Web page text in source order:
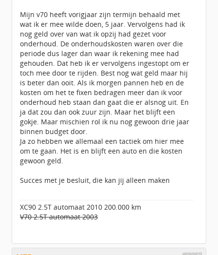
Mijn v70 heeft vorigjaar zijn termijn behaald met
wat ik er mee wilde doen, 5 jaar. Vervolgens had ik
nog geld over van wat ik opzij had gezet voor
onderhoud. De onderhoudskosten waren over die
periode dus lager dan waar ik rekening mee had
gehouden. Dat heb ik er vervolgens ingestopt om er
toch mee door te rijden. Best nog wat geld maar hij
is beter dan ooit. Als ik morgen pannen heb en de
kosten om het te fixen bedragen meer dan ik voor
onderhoud heb staan dan gaat die er alsnog uit. En
ja dat zou dan ook zuur zijn. Maar het blijft een
gokje. Maar mischien rol ik nu nog gewoon drie jaar
binnen budget door.
Ja zo hebben we allemaal een tactiek om hier mee
om te gaan. Het is en blijft een auto en die kosten
gewoon geld.
Succes met je besluit, die kan jij alleen maken
XC90 2.5T automaat 2010 200.000 km
V70 2.5T automaat 2003